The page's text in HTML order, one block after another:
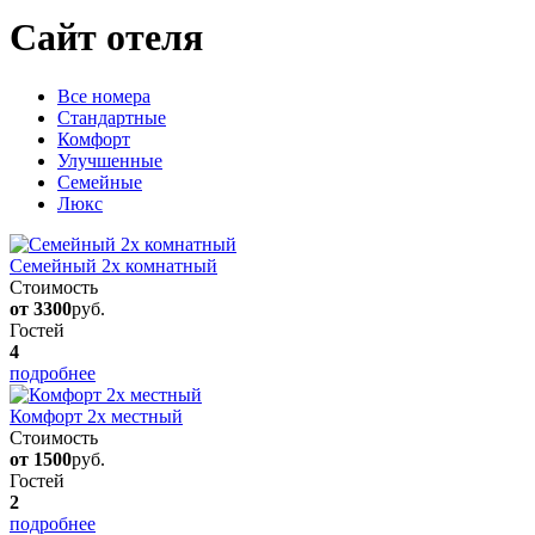
Сайт отеля
Вcе номера
Стандартные
Комфорт
Улучшенные
Семейные
Люкс
Семейный 2х комнатный
Стоимость
от 3300руб.
Гостей
4
подробнее
Комфорт 2х местный
Стоимость
от 1500руб.
Гостей
2
подробнее